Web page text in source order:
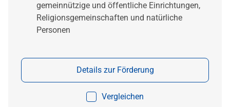
gemeinnützige und öffentliche Einrichtungen,
Religionsgemeinschaften und natürliche
Personen
Vergleichen
Details zur Förderung